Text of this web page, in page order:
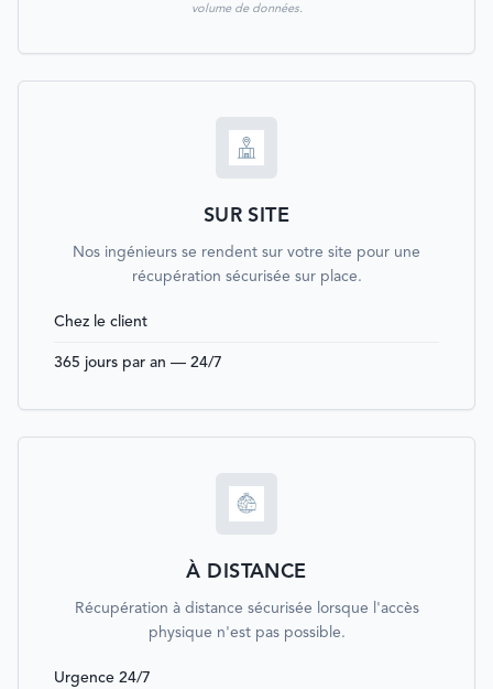
volume de données.
SUR SITE
Nos ingénieurs se rendent sur votre site pour une
récupération sécurisée sur place.
Chez le client
365 jours par an — 24/7
À DISTANCE
Récupération à distance sécurisée lorsque l'accès
physique n'est pas possible.
Urgence 24/7